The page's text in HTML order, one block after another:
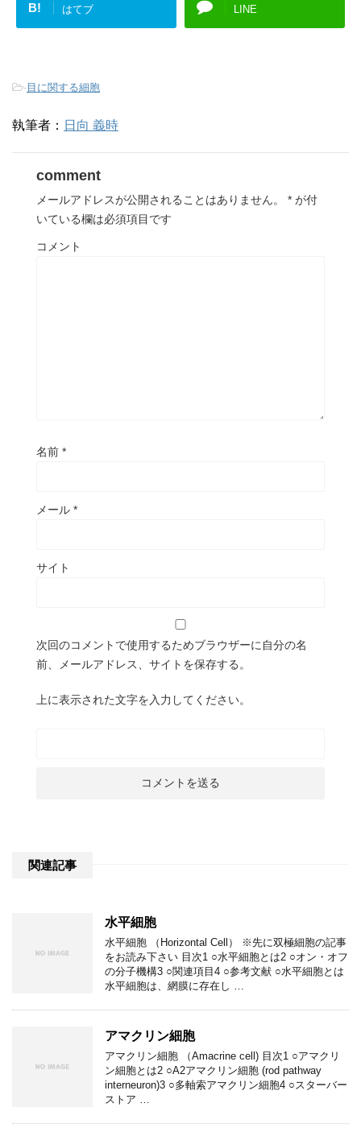
B! はてブ LINE
-目に関する細胞
執筆者： 日向 義時
comment
メールアドレスが公開されることはありません。 * が付
いている欄は必須項目です
コメント
名前 *
メール *
サイト
次回のコメントで使用するためブラウザーに自分の名
前、メールアドレス、サイトを保存する。
上に表示された文字を入力してください。
関連記事
水平細胞
水平細胞 （Horizontal Cell） ※先に双極細胞の記事
をお読み下さい 目次1 ○水平細胞とは2 ○オン・オフ
の分子機構3 ○関連項目4 ○参考文献 ○水平細胞とは
水平細胞は、網膜に存在し …
アマクリン細胞
アマクリン細胞 （Amacrine cell) 目次1 ○アマクリ
ン細胞とは2 ○A2アマクリン細胞 (rod pathway
interneuron)3 ○多軸索アマクリン細胞4 ○スターバー
ストア …